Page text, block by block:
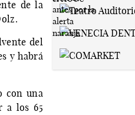
de la
del
y habrá
con una
a los 65